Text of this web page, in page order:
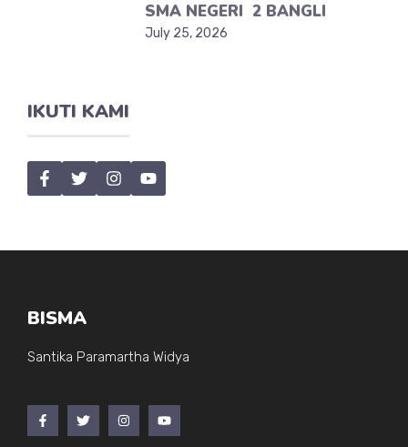
SMA NEGERI 2 BANGLI
July 25, 2026
IKUTI KAMI
BISMA
Santika Paramartha Widya